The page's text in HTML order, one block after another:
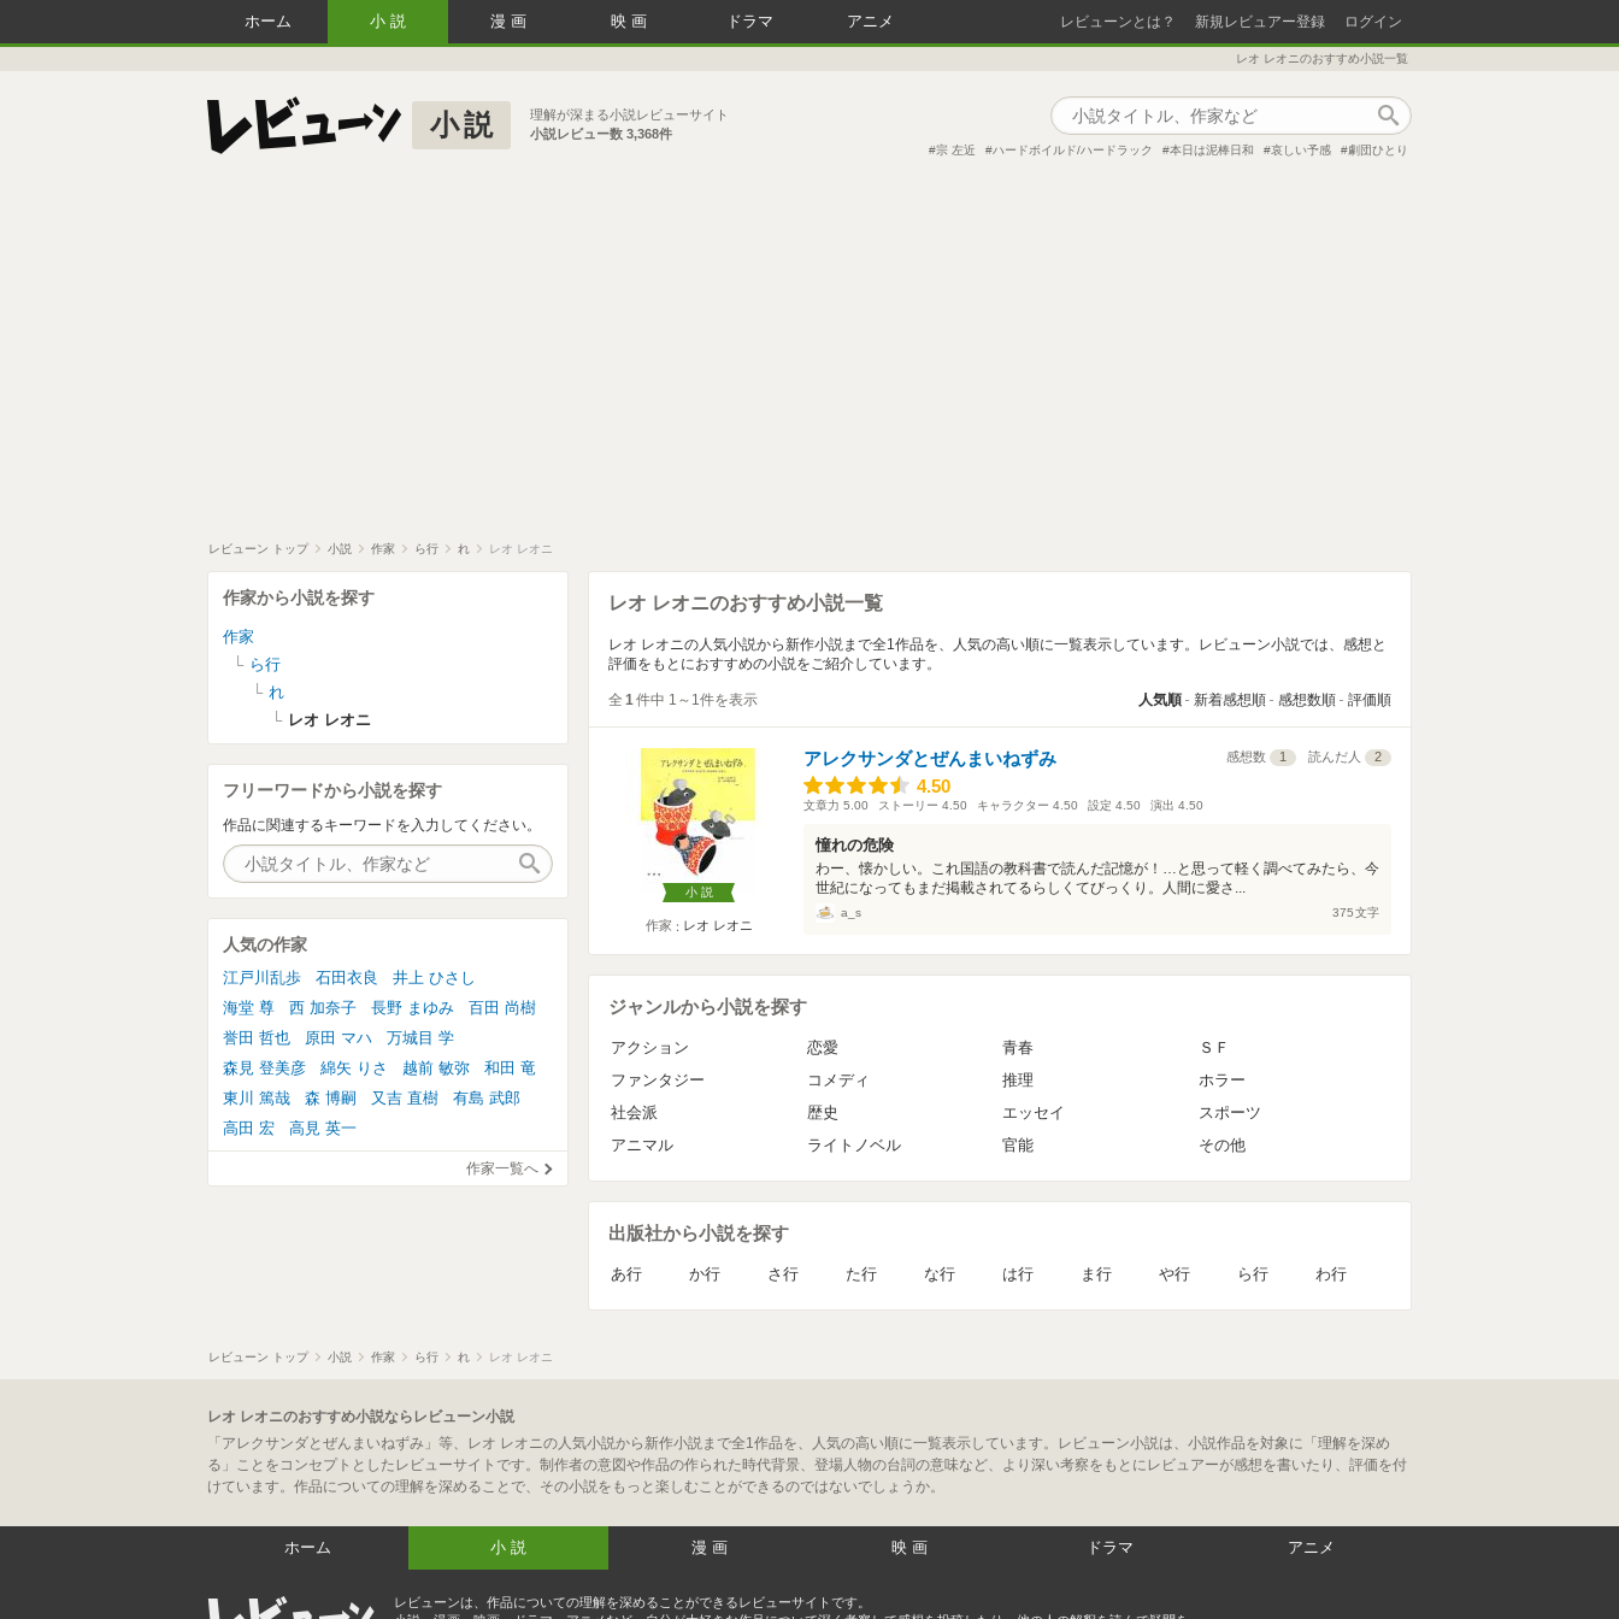
ホーム 小説 漫画 映画 ドラマ アニメ レビューンとは？ 新規レビュアー登録 ログイン
レオ レオニのおすすめ小説一覧
小説
理解が深まる小説レビューサイト
小説レビュー数 3,368件
宗 左近 ハードボイルド/ハードラック 本日は泥棒日和 哀しい予感 劇団ひとり
レビューン トップ 小説 作家 ら行 れ レオ レオニ
レオ レオニのおすすめ小説一覧
レオ レオニの人気小説から新作小説まで全1作品を、人気の高い順に一覧表示しています。レビューン小説では、感想と
評価をもとにおすすめの小説をご紹介しています。
全 1件中 1～1件を表示 人気順 新着感想順 感想数順 評価順
小説
作家 レオ レオニ
アレクサンダとぜんまいねずみ 感想数 1 読んだ人 2
4.50
4.50
文章力 5.00 ストーリー 4.50 キャラクター 4.50 設定 4.50 演出 4.50
憧れの危険
わー、懐かしい。これ国語の教科書で読んだ記憶が！…と思って軽く調べてみたら、今
世紀になってもまだ掲載されてるらしくてびっくり。人間に愛さ...
a_s 375文字
ジャンルから小説を探す
アクション 恋愛 青春
ＳＦ
ファンタジー
コメディ 推理
ホラー
社会派
歴史 エッセイ
スポーツ
アニマル
ライトノベル 官能 その他
出版社から小説を探す
あ行 か行 さ行 た行 な行 は行 ま行 や行 ら行 わ行
作家から小説を探す
作家
ら行
れ
レオ レオニ
フリーワードから小説を探す
作品に関連するキーワードを入力してください。
人気の作家
江戸川乱歩 石田衣良
井上 ひさし
海堂 尊
西 加奈子 長野 まゆみ
百田 尚樹
誉田 哲也
原田 マハ
万城目 学
森見 登美彦
綿矢 りさ 越前 敏弥
和田 竜
東川 篤哉
森 博嗣 又吉 直樹
有島 武郎
高田 宏
高見 英一
作家一覧へ
レビューン トップ 小説 作家 ら行 れ レオ レオニ
レオ レオニのおすすめ小説ならレビューン小説
「アレクサンダとぜんまいねずみ」等、レオ レオニの人気小説から新作小説まで全1作品を、人気の高い順に一覧表示しています。レビューン小説は、小説作品を対象に「理解を深め
る」ことをコンセプトとしたレビューサイトです。制作者の意図や作品の作られた時代背景、登場人物の台詞の意味など、より深い考察をもとにレビュアーが感想を書いたり、評価を付
けています。作品についての理解を深めることで、その小説をもっと楽しむことができるのではないでしょうか。
ホーム 小説 漫画 映画 ドラマ アニメ
レビューンは、作品についての理解を深めることができるレビューサイトです。